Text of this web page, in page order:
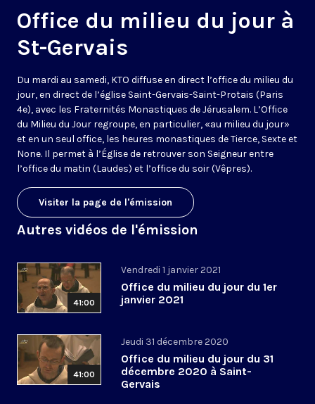
Office du milieu du jour à
St-Gervais
Du mardi au samedi, KTO diffuse en direct l’office du milieu du
jour, en direct de l’église Saint-Gervais-Saint-Protais (Paris
4e), avec les Fraternités Monastiques de Jérusalem. L’Office
du Milieu du Jour regroupe, en particulier, «au milieu du jour»
et en un seul office, les heures monastiques de Tierce, Sexte et
None. Il permet à l’Église de retrouver son Seigneur entre
l’office du matin (Laudes) et l’office du soir (Vêpres).
Visiter la page de l'émission
Autres vidéos de l'émission
41:00
Vendredi 1 janvier 2021
Office du milieu du jour du 1er
janvier 2021
41:00
Jeudi 31 décembre 2020
Office du milieu du jour du 31
décembre 2020 à Saint-
Gervais